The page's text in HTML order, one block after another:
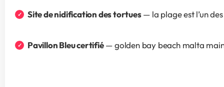
Site de nidification des tortues — la plage est l’un
Pavillon Bleu certifié — golden bay beach malta